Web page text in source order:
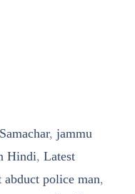
, jammu
Hindi, Latest
police man,